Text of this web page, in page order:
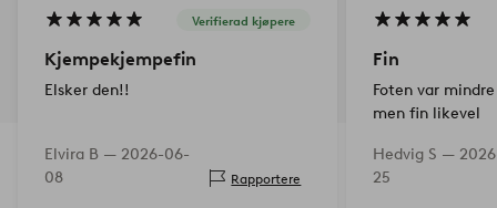
Verifierad kjøpere
Kjempekjempefin
Elsker den!!
Elvira B — 2026-06-
08
Rapportere
Fin
Foten var
men fin likevel
Hedvig S —
25